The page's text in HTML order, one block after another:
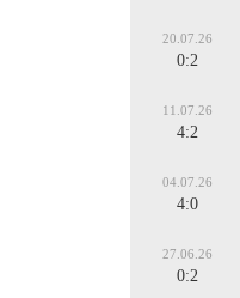
20.07.26
0:2
11.07.26
4:2
04.07.26
4:0
27.06.26
0:2